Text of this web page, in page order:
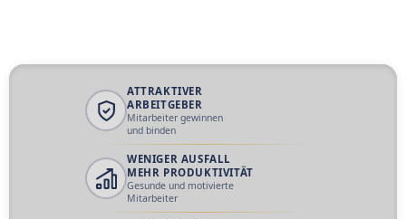
ATTRAKTIVER
ARBEITGEBER
Mitarbeiter gewinnen
und binden
WENIGER AUSFALL
MEHR PRODUKTIVITÄT
Gesunde und motivierte
Mitarbeiter